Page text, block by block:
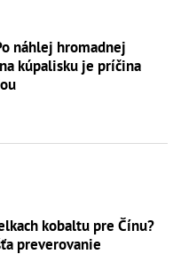
náhlej hromadnej
kúpalisku je príčina
kobaltu pre Čínu?
preverovanie